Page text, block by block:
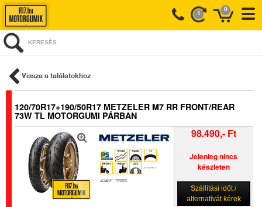
0
1
KERESÉS
Vissza a találatokhoz
120/70R17+190/50R17 METZELER M7 RR FRONT/REAR
73W TL MOTORGUMI PÁRBAN
98.490,- Ft
Jelenleg nincs
készleten
Szállítási időt /
alternatívát kérek